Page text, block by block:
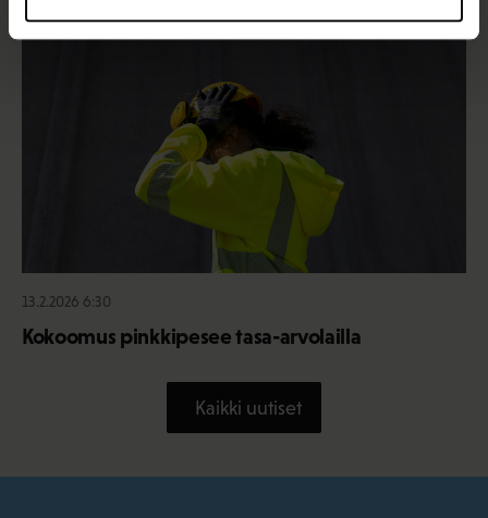
13.2.2026 6:30
Kokoomus pinkkipesee tasa-arvolailla
Kaikki uutiset